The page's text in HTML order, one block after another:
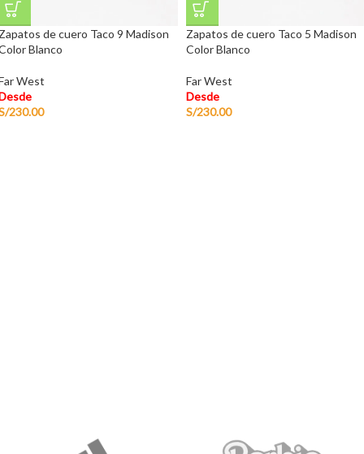
de cuero Taco 9 Madison
Blanco
West
230.00
Zapatos de cuero Taco 5 Madison
Color Blanco
Far West
Desde
S/230.00